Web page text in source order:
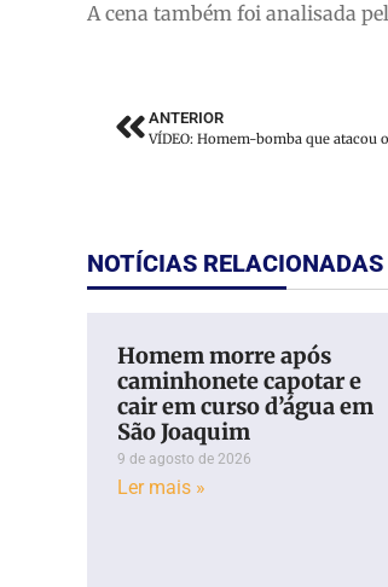
A cena também foi analisada
ANTERIOR
NOTÍCIAS RELACIONADAS
Homem morre após
caminhonete capotar e
cair em curso d’água em
São Joaquim
9 de agosto de 2026
Ler mais »